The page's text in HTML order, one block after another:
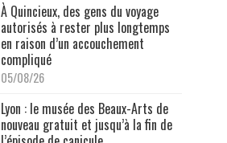
À Quincieux, des gens du voyage
autorisés à rester plus longtemps
en raison d’un accouchement
compliqué
05/08/26
Lyon : le musée des Beaux-Arts de
nouveau gratuit et jusqu’à la fin de